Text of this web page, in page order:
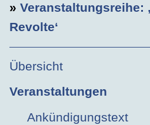
» Veranstaltungsreihe:
Revolte‘
Übersicht
Veranstaltungen
Ankündigungstext